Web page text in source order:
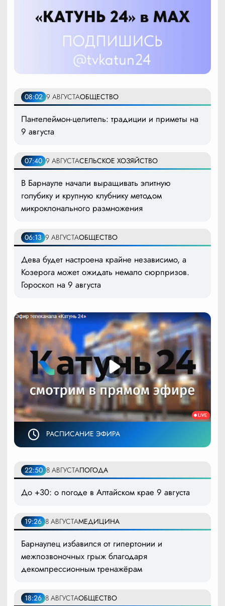
08:02 9 АВГУСТАОБЩЕСТВО
Пантелеймон-целитель: традиции и приметы на
9 августа
07:40 9 АВГУСТАСЕЛЬСКОЕ ХОЗЯЙСТВО
В Барнауле начали выращивать элитную
голубику и крупную клубнику методом
микроклонального размножения
06:13 9 АВГУСТАОБЩЕСТВО
Дева будет настроена крайне независимо, а
Козерога может ожидать немало сюрпризов.
Гороскоп на 9 августа
РАСПИСАНИЕ ЭФИРА
22:50 8 АВГУСТАПОГОДА
До +30: о погоде в Алтайском крае 9 августа
19:26 8 АВГУСТАМЕДИЦИНА
Барнаулец избавился от гипертонии и
межпозвоночных грыж благодаря
декомпрессионным тренажёрам
18:26 8 АВГУСТАОБЩЕСТВО